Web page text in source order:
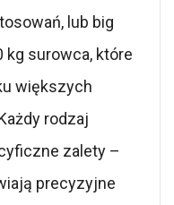
lub big
kg surowca, które
większych
rodzaj
zalety –
precyzyjne